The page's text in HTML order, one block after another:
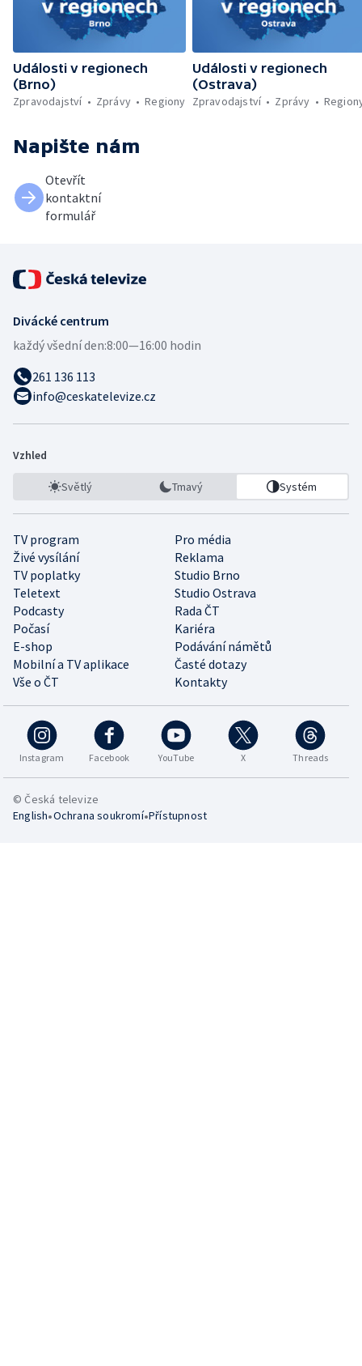
Události v regionech
(Brno)
Zpravodajství
Zprávy Regiony
Události v regionech
(Ostrava)
Zpravodajství
Zprávy
Napište nám
Otevřít
kontaktní
formulář
Divácké centrum
každý všední den:8:00—16:00 hodin
261 136 113
info@ceskatelevize.cz
Vzhled
Světlý Tmavý Systém
TV program
Pro média
Živé vysílání
Reklama
TV poplatky
Studio Brno
Teletext
Studio Ostrava
Podcasty
Rada ČT
Počasí
Kariéra
E-shop
Podávání námětů
Mobilní a TV aplikace
Časté dotazy
Vše o ČT
Kontakty
Instagram Facebook YouTube X Threads
© Česká televize
English•Ochrana soukromí•Přístupnost